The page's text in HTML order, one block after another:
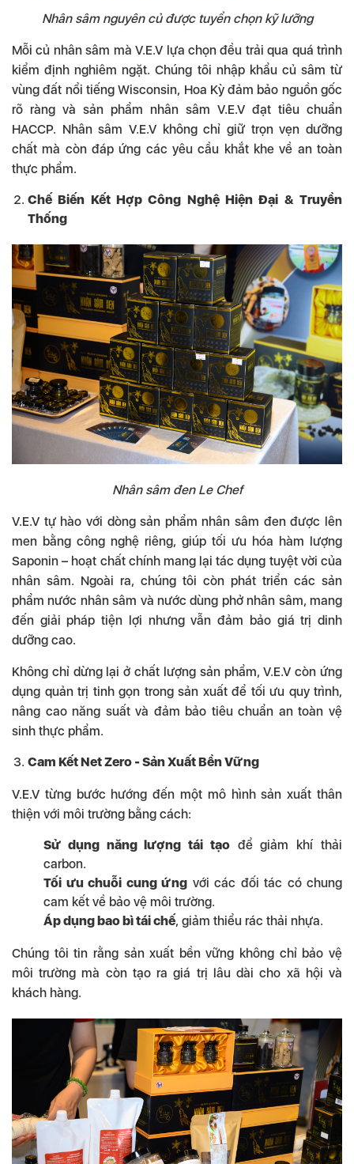
Nhân sâm nguyên củ được tuyển chọn kỹ lưỡng
Mỗi củ nhân sâm mà V.E.V lựa chọn đều trải qua quá trình
kiểm định nghiêm ngặt. Chúng tôi nhập khẩu củ sâm từ
vùng đất nổi tiếng Wisconsin, Hoa Kỳ đảm bảo nguồn gốc
rõ ràng và sản phẩm nhân sâm V.E.V đạt tiêu chuẩn
HACCP. Nhân sâm V.E.V không chỉ giữ trọn vẹn dưỡng
chất mà còn đáp ứng các yêu cầu khắt khe về an toàn
thực phẩm.
Chế Biến Kết Hợp Công Nghệ Hiện Đại & Truyền
Thống
Nhân sâm đen Le Chef
V.E.V tự hào với dòng sản phẩm nhân sâm đen được lên
men bằng công nghệ riêng, giúp tối ưu hóa hàm lượng
Saponin – hoạt chất chính mang lại tác dụng tuyệt vời của
nhân sâm. Ngoài ra, chúng tôi còn phát triển các sản
phẩm nước nhân sâm và nước dùng phở nhân sâm, mang
đến giải pháp tiện lợi nhưng vẫn đảm bảo giá trị dinh
dưỡng cao.
Không chỉ dừng lại ở chất lượng sản phẩm, V.E.V còn ứng
dụng quản trị tinh gọn trong sản xuất để tối ưu quy trình,
nâng cao năng suất và đảm bảo tiêu chuẩn an toàn vệ
sinh thực phẩm.
Cam Kết Net Zero - Sản Xuất Bền Vững
V.E.V từng bước hướng đến một mô hình sản xuất thân
thiện với môi trường bằng cách:
Sử dụng năng lượng tái tạođể giảm khí thải
carbon.
Tối ưu chuỗi cung ứng với các đối tác có chung
cam kết về bảo vệ môi trường.
Áp dụng bao bì tái chế, giảm thiểu rác thải nhựa.
Chúng tôi tin rằng sản xuất bền vững không chỉ bảo vệ
môi trường mà còn tạo ra giá trị lâu dài cho xã hội và
khách hàng.